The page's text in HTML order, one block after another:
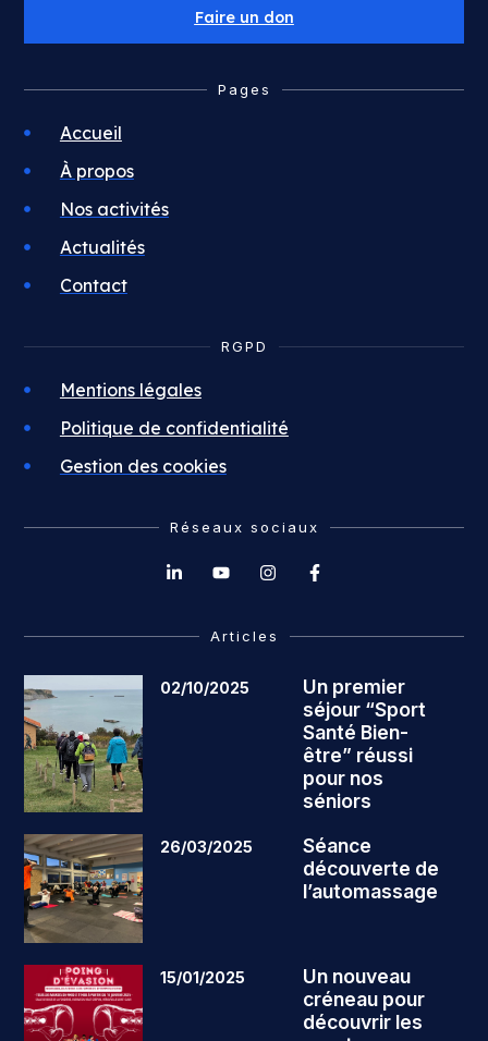
Faire un don
Pages
Accueil
À propos
Nos activités
Actualités
Contact
RGPD
Mentions légales
Politique de confidentialité
Gestion des cookies
Réseaux sociaux
Articles
02/10/2025
Un premier
séjour “Sport
Santé Bien-
être” réussi
pour nos
séniors
26/03/2025
Séance
découverte de
l’automassage
15/01/2025
Un nouveau
créneau pour
découvrir les